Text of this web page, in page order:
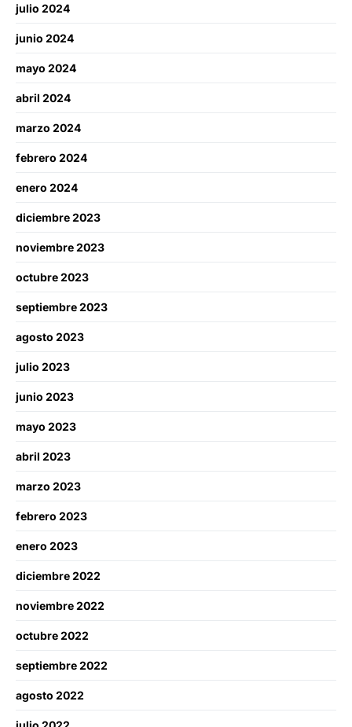
julio 2024
junio 2024
mayo 2024
abril 2024
marzo 2024
febrero 2024
enero 2024
diciembre 2023
noviembre 2023
octubre 2023
septiembre 2023
agosto 2023
julio 2023
junio 2023
mayo 2023
abril 2023
marzo 2023
febrero 2023
enero 2023
diciembre 2022
noviembre 2022
octubre 2022
septiembre 2022
agosto 2022